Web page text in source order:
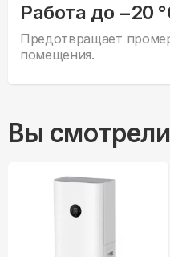
Работа до −20
Предотвращает
помещения.
Вы смотрели